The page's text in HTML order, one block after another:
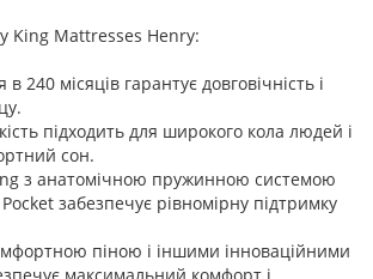
King Mattresses Henry:
в 240 місяців гарантує довговічність і
підходить для широкого кола людей і
сон.
з анатомічною пружинною системою
забезпечує рівномірну підтримку
піною і іншими інноваційними
максимальний комфорт і